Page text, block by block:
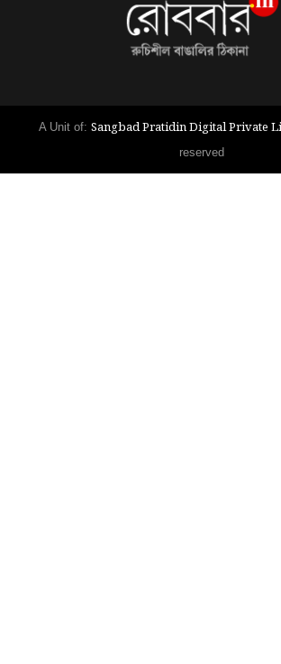
A Unit of: Sangbad Pratidin Digital Private
reserved